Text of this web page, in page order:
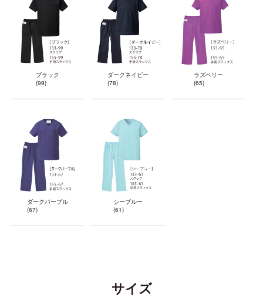
ブラック
(99)
ダークネイビー
(78)
ラズベリー
(65)
ダークパープル
(67)
シーブルー
(61)
サイズ